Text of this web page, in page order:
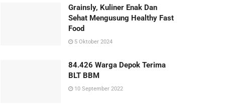
Grainsly, Kuliner Enak Dan
Sehat Mengusung Healthy Fast
Food
5 Oktober 2024
84.426 Warga Depok Terima
BLT BBM
10 September 2022